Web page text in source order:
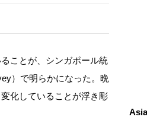
ことが、シンガポール統
）で明らかになった。晩
化していることが浮き彫